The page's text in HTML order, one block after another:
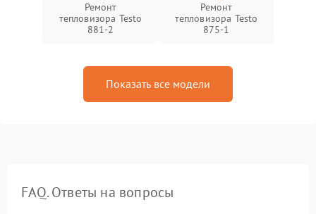
Ремонт
тепловизора Testo
881-2
Ремонт
тепловизора Testo
875-1
Показать все модели
FAQ. Ответы на вопросы